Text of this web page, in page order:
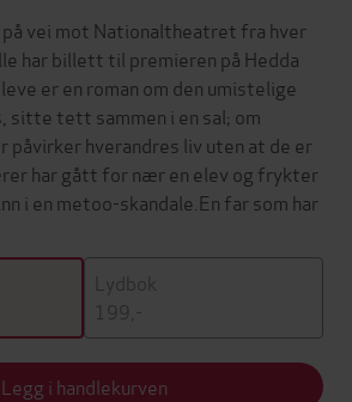
på vei mot Nationaltheatret fra hver
har billett til premieren på Hedda
er en roman om den umistelige
sitte tett sammen i en sal; om
påvirker hverandres liv uten at de er
har gått for nær en elev og frykter
i en metoo-skandale.En far som har
Lydbok
199,-
Legg i handlekurven